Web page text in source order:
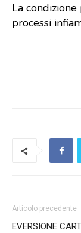
La
processi
Articolo precedente
EVERSIONE